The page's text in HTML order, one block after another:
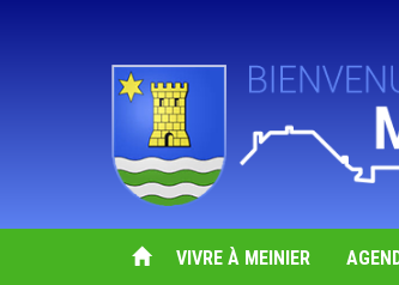
Navigation
VIVRE À MEINIER